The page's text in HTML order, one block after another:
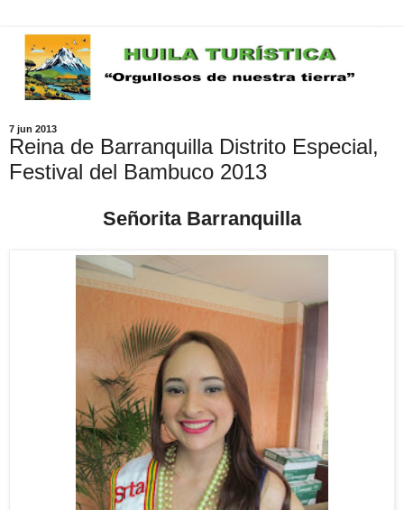
7 jun 2013
Reina de Barranquilla Distrito Especial,
Festival del Bambuco 2013
Señorita Barranquilla